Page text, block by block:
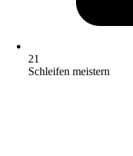
21
Schleifen meistern